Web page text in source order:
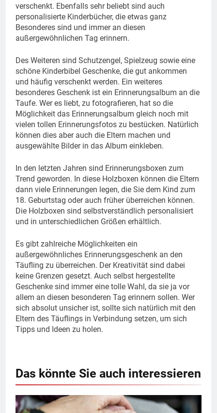
verschenkt. Ebenfalls sehr beliebt sind auch
personalisierte Kinderbücher, die etwas ganz
Besonderes sind und immer an diesen
außergewöhnlichen Tag erinnern.
Des Weiteren sind Schutzengel, Spielzeug sowie eine
schöne Kinderbibel Geschenke, die gut ankommen
und häufig verschenkt werden. Ein weiteres
besonderes Geschenk ist ein Erinnerungsalbum an die
Taufe. Wer es liebt, zu fotografieren, hat so die
Möglichkeit das Erinnerungsalbum gleich noch mit
vielen tollen Erinnerungsfotos zu bestücken. Natürlich
können dies aber auch die Eltern machen und
ausgewählte Bilder in das Album einkleben.
In den letzten Jahren sind Erinnerungsboxen zum
Trend geworden. In diese Holzboxen können die Eltern
dann viele Erinnerungen legen, die Sie dem Kind zum
18. Geburtstag oder auch früher überreichen können.
Die Holzboxen sind selbstverständlich personalisiert
und in unterschiedlichen Größen erhältlich.
Es gibt zahlreiche Möglichkeiten ein
außergewöhnliches Erinnerungsgeschenk an den
Täufling zu überreichen. Der Kreativität sind dabei
keine Grenzen gesetzt. Auch selbst hergestellte
Geschenke sind immer eine tolle Wahl, da sie ja vor
allem an diesen besonderen Tag erinnern sollen. Wer
sich absolut unsicher ist, sollte sich natürlich mit den
Eltern des Täuflings in Verbindung setzen, um sich
Tipps und Ideen zu holen.
Das könnte Sie auch interessieren